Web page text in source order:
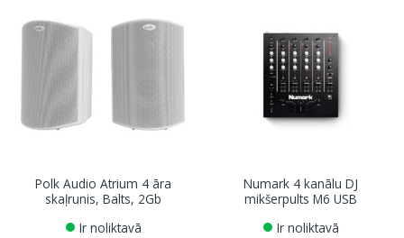
Polk Audio Atrium 4 āra
skaļrunis, Balts, 2Gb
Ir noliktavā
Numark 4 kanālu DJ
mikšerpults M6 USB
Ir noliktavā